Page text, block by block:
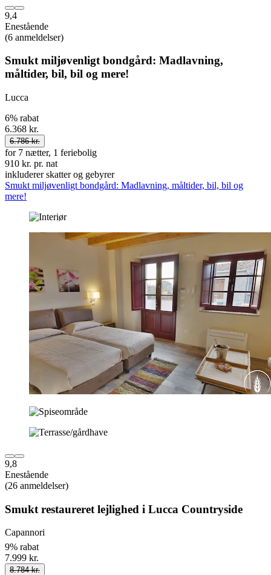
9,4
Enestående
(6 anmeldelser)
Smukt miljøvenligt bondgård: Madlavning,
måltider, bil, bil og mere!
Lucca
6% rabat
6.368 kr.
6.786 kr.
for 7 nætter, 1 feriebolig
910 kr. pr. nat
inkluderer skatter og gebyrer
Smukt miljøvenligt bondgård: Madlavning, måltider, bil, bil og
mere!
9,8
Enestående
(26 anmeldelser)
Smukt restaureret lejlighed i Lucca Countryside
Capannori
9% rabat
7.999 kr.
8.784 kr.